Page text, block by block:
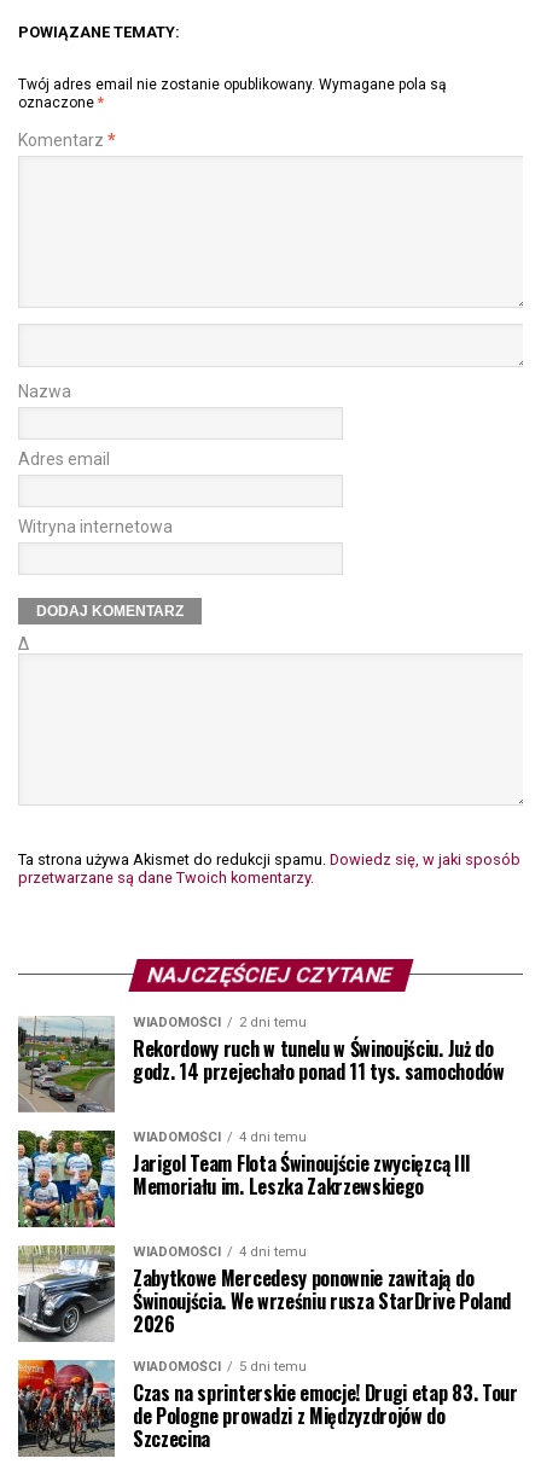
POWIĄZANE TEMATY:
Twój adres email nie zostanie opublikowany. Wymagane pola są
oznaczone *
Komentarz *
Nazwa
Adres email
Witryna internetowa
Δ
Ta strona używa Akismet do redukcji spamu. Dowiedz się, w jaki sposób
przetwarzane są dane Twoich komentarzy.
NAJCZĘŚCIEJ CZYTANE
WIADOMOŚCI 2 dni temu
Rekordowy ruch w tunelu w Świnoujściu. Już do
godz. 14 przejechało ponad 11 tys. samochodów
WIADOMOŚCI 4 dni temu
Jarigol Team Flota Świnoujście zwycięzcą III
Memoriału im. Leszka Zakrzewskiego
WIADOMOŚCI 4 dni temu
Zabytkowe Mercedesy ponownie zawitają do
Świnoujścia. We wrześniu rusza StarDrive Poland
2026
WIADOMOŚCI 5 dni temu
Czas na sprinterskie emocje! Drugi etap 83. Tour
de Pologne prowadzi z Międzyzdrojów do
Szczecina